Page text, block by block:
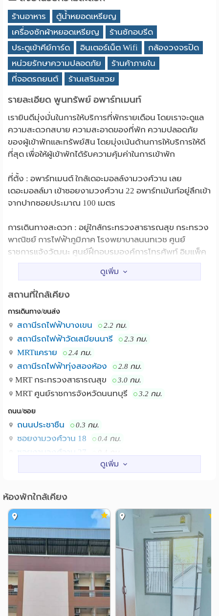
ร้านอาหาร
ตู้น้ำหยอดเหรียญ
เครื่องซักผ้าหยอดเหรียญ
ร้านซักอบรีด
ประตูเข้าคีย์การ์ด
อินเตอร์เน็ต Wifi
กล้องวงจรปิด
หน่วยรักษาความปลอดภัย
ร้านค้าภายใน
ที่จอดรถยนต์
ร้านเสริมสวย
รายละเอียด พูนทรัพย์ อพาร์ทเมนท์
เรายินดีมุ่งมั่นในการให้บริการที่พักรายเดือน โดยเราจะดูแล
ความสะดวกสบาย ความสะอาดของที่พัก ความปลอดภัย
ของผู้เข้าพักและทรัพย์สิน โดยมุ่งเน้นด้านการให้บริการให้ดี
ที่สุด เพื่อให้ผู้เข้าพักได้รับความคุ้มค่าในการเข้าพัก
ที่ตั้ง : อพาร์ทเมนต์ ใกล้เดอะมอลล์งามวงศ์วาน เลย
เดอะมอลล์มา เข้าซอยงามวงศ์วาน 22 อพาร์ทเม้นท์อยู่ลึกเข้า
จากปากซอยประมาณ 100 เมตร
การเดินทางสะดวก : อยู่ใกล้กระทรวงสาธารณสุข กระทรวง
พาณิชย์ การไฟฟ้าภูมิภาค โรงพยาบาลนนทเวช ศูนย์
ราชการแจ้งวัฒนะ ศูนย์ฝึกอบรมองค์การโทรศัพท์ อิมแพ็ค
เมืองทองธานี มหาวิทยาลัยเกษตรศาสตร์ ม.ศรีปทุม ม.ธุรกิจ
บัณฑิตย์ ม.สุโขทัยธรรมาธิราช ห้างเดอะมอลล์ ห้างเซ็นทรัล
ลาดพร้าว สถานีขนส่งหมอชิต 2 สนามบินดอนเมืองเป็น
ศูนย์กลางการเดินทาง สามารถเดินทางเข้ามา ยังเมืองได้
สะดวก มีรถเมล์และรถตู้โดยสารผ่านหลายสายที่จะนำท่านเข้า
เมืองไปยังอนุสาวรีย์ชัยสมรภูมิ สุขุมวิท สีลม โดยใช้
ทางด่วนขั้นที่ 2 ซึ่งประหยัดเวลาในการเดินทางมากมาก
สิ่งอำนวยความสะดวก :
- เฟอร์นิเจอร์ มีทั้งโต๊ะ ตู้ เตียง
- เครื่องทำน้ำอุ่น
- ระบบรักษาความปลอดภัย ,ยามดูแลรักษาความปลอดภัย ,
กล้อง CCTV
- อินเตอร์เน็ต wi-fi
- ลิฟท์
- ที่จอดรถ
- ร้านค้า ร้านเสริมสวย ร้านอาหาร
สถานที่ใกล้เคียง :
กระทรวงสาธารณสุข กระทรวงพาณิชย์ การ
ไฟฟ้าภูมิภาค โรงพยาบาลนนทเวช ศูนย์ราชการแจ้งวัฒนะ
ศูนย์ฝึกอบรมองค์การโทรศัพท์ อิมแพ็คเมืองทองธานี
สถานที่ใกล้เคียง
การเดินทาง/ขนส่ง
สถานีรถไฟฟ้าบางเขน 2.2 กม.
สถานีรถไฟฟ้าวัดเสมียนนารี 2.3 กม.
MRTแคราย 2.4 กม.
สถานีรถไฟฟ้าทุ่งสองห้อง 2.8 กม.
MRT กระทรวงสาธารณสุข 3.0 กม.
MRT ศูนย์ราชการจังหวัดนนทบุรี 3.2 กม.
ถนน/ซอย
ถนนประชาชืน 0.3 กม.
ซอยงามวงศ์วาน 18 0.4 กม.
ซอยงามวงศ์วาน 27
0.5 กม.
ซอยชินเขต 2(งามวงศ์วาน 47)
สถานศึกษา
ม.ธุรกิจบัณฑิตย์ 1.9 กม.
ม.เกษตร บางเขน 3.0 กม. รร.สารวิทยา 4.5 กม.
ม.ศรีปทุม 4.6 กม. สถาบันวิจัยจุฬาภรณ์ 4.7 กม.
ม.เทคโนโลยีพระจอมเกล้าพระนครเหนือ 4.9 กม.
แหล่งช๊อปปิ้ง
เดอะมอลล์ งามวงศ์วาน 0.0 กม.
เทสโก้โลตัส(พงษ์เพชร) 0.2 กม.
ห้องพักใกล้เคียง